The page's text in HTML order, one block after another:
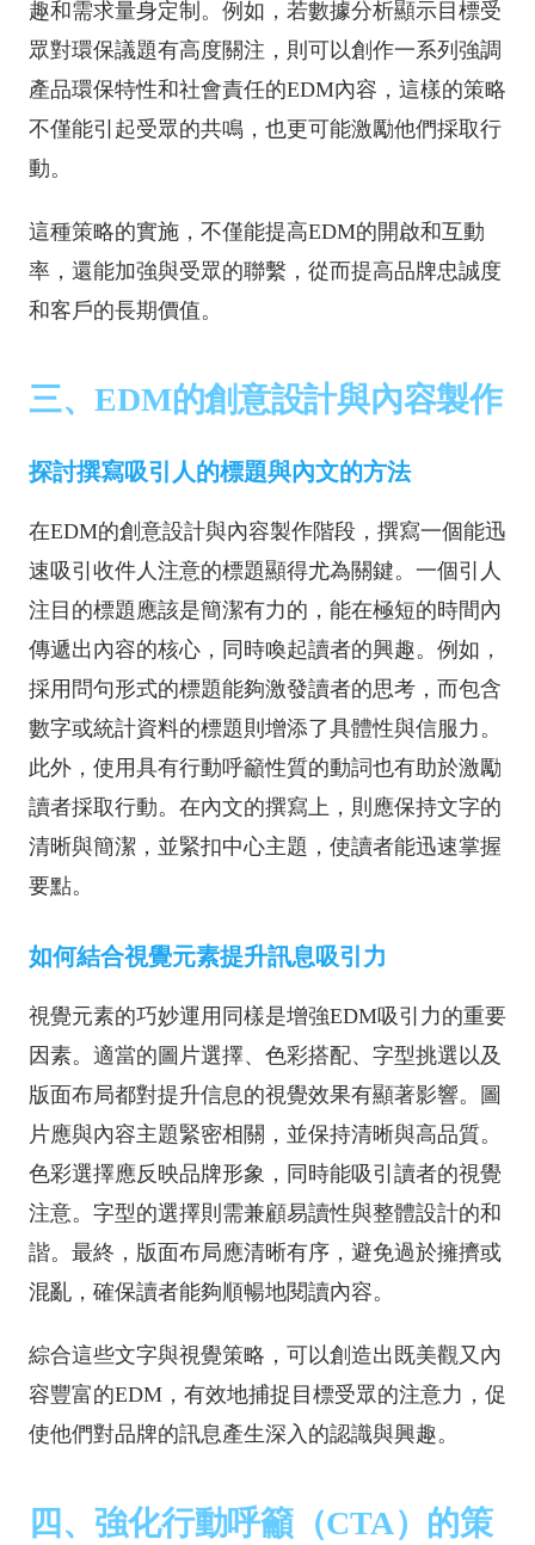
趣和需求量身定制。例如，若數據分析顯示目標受
眾對環保議題有高度關注，則可以創作一系列強調
產品環保特性和社會責任的EDM內容，這樣的策略
不僅能引起受眾的共鳴，也更可能激勵他們採取行
動。
這種策略的實施，不僅能提高EDM的開啟和互動
率，還能加強與受眾的聯繫，從而提高品牌忠誠度
和客戶的長期價值。
三、EDM的創意設計與內容製作
探討撰寫吸引人的標題與內文的方法
在EDM的創意設計與內容製作階段，撰寫一個能迅
速吸引收件人注意的標題顯得尤為關鍵。一個引人
注目的標題應該是簡潔有力的，能在極短的時間內
傳遞出內容的核心，同時喚起讀者的興趣。例如，
採用問句形式的標題能夠激發讀者的思考，而包含
數字或統計資料的標題則增添了具體性與信服力。
此外，使用具有行動呼籲性質的動詞也有助於激勵
讀者採取行動。在內文的撰寫上，則應保持文字的
清晰與簡潔，並緊扣中心主題，使讀者能迅速掌握
要點。
如何結合視覺元素提升訊息吸引力
視覺元素的巧妙運用同樣是增強EDM吸引力的重要
因素。適當的圖片選擇、色彩搭配、字型挑選以及
版面布局都對提升信息的視覺效果有顯著影響。圖
片應與內容主題緊密相關，並保持清晰與高品質。
色彩選擇應反映品牌形象，同時能吸引讀者的視覺
注意。字型的選擇則需兼顧易讀性與整體設計的和
諧。最終，版面布局應清晰有序，避免過於擁擠或
混亂，確保讀者能夠順暢地閱讀內容。
綜合這些文字與視覺策略，可以創造出既美觀又內
容豐富的EDM，有效地捕捉目標受眾的注意力，促
使他們對品牌的訊息產生深入的認識與興趣。
四、強化行動呼籲（CTA）的策